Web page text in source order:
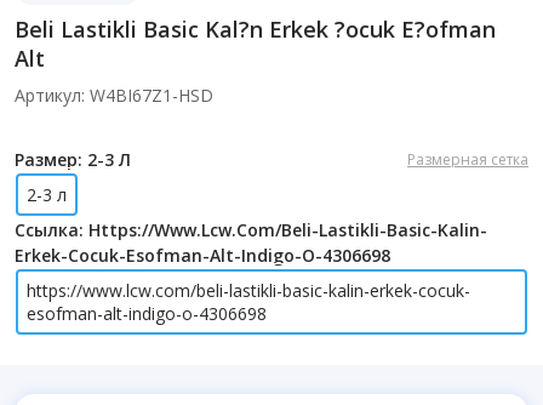
Beli Lastikli Basic Kal?n Erkek ?ocuk E?ofman
Alt
Артикул: W4BI67Z1-HSD
Размер: 2-3 Л Размерная сетка
2-3 л
Ссылка: Https://www.lcw.com/beli-Lastikli-Basic-Kalin-
Erkek-Cocuk-Esofman-Alt-Indigo-O-4306698
https://www.lcw.com/beli-lastikli-basic-kalin-erkek-cocuk-
esofman-alt-indigo-o-4306698